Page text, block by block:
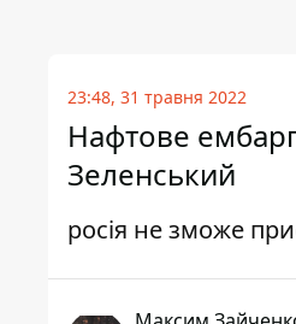
23:48, 31 травня 2022
Нафтове
Зеленський
росія не зможе